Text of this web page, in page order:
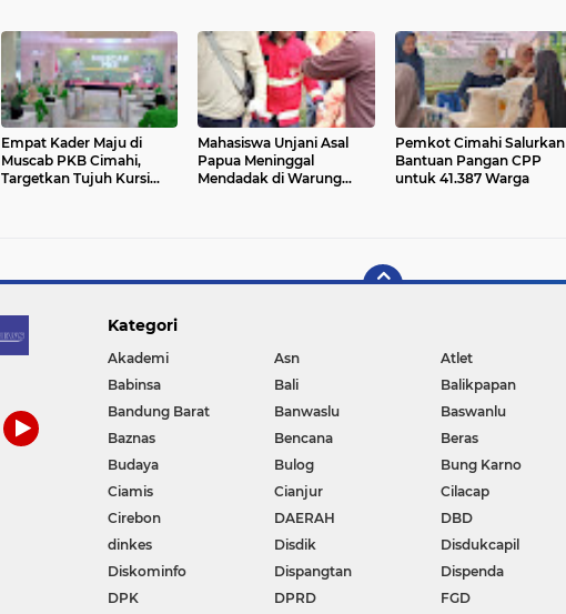
Empat Kader Maju di
Muscab PKB Cimahi,
Targetkan Tujuh Kursi
Mahasiswa Unjani Asal
Papua Meninggal
Mendadak di Warung
Pemkot Cimahi Salurkan
Bantuan Pangan CPP
untuk 41.387 Warga
Kategori
Akademi Asn Atlet
Babinsa
Bali Balikpapan
Bandung Barat
Banwaslu Baswanlu
Baznas
Bencana Beras
Budaya
Bulog Bung Karno
Ciamis
Cianjur Cilacap
Cirebon
DAERAH DBD
dinkes
Disdik Disdukcapil
Diskominfo
Dispangtan Dispenda
DPK
DPRD FGD